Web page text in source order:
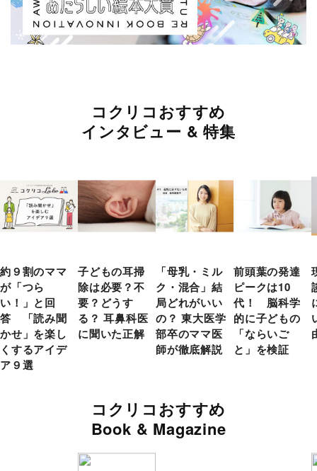
コクリコおすすめ
インタビュー & 特集
約９割のママ
が「つら
い！」と回
答 「読み聞
かせ」を楽し
くするアイデ
ア９選
子どもの耳掃
除は必要？不
要？どうす
る？ 耳鼻科医
に聞いた正解
「母乳・ミル
ク・混合」結
局どれがいい
の？ 東大医学
部卒のママ医
師が徹底解説
前頭葉の発達
ピークは10
代！ 脳科学
的に子どもの
「ならいご
と」を検証
コクリコおすすめ
Book & Magazine